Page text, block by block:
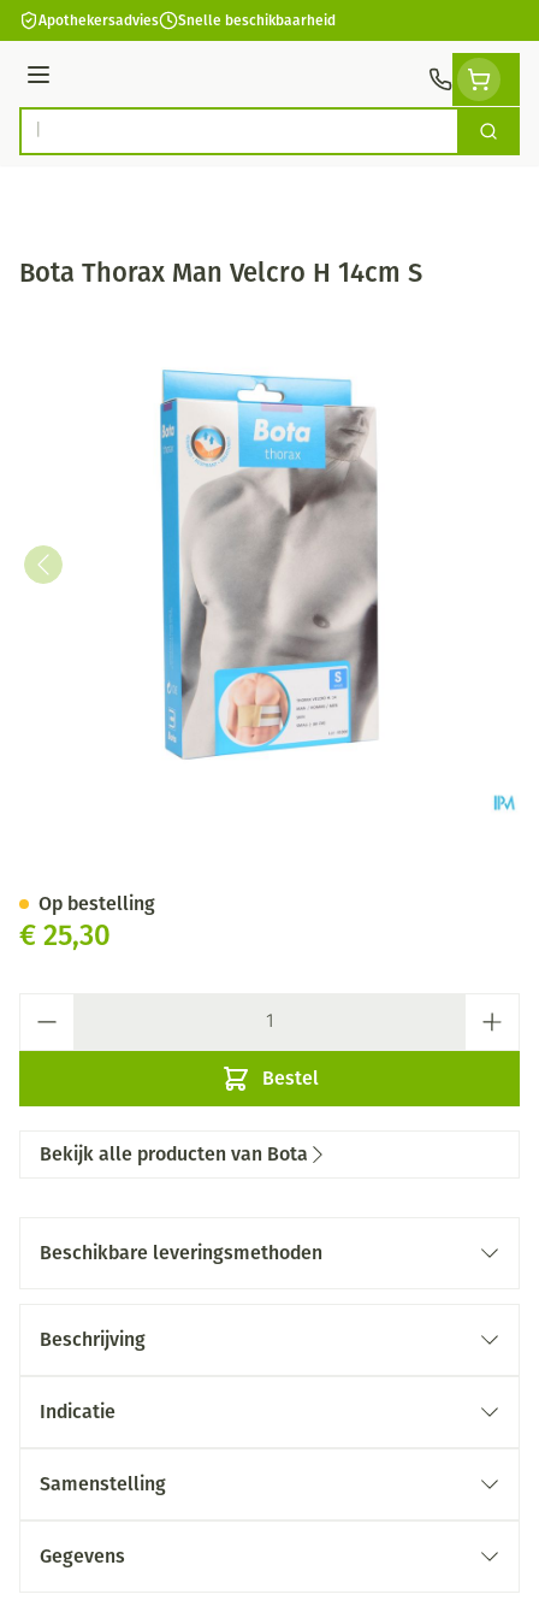
Ga naar de inhoud
Apothekersadvies Snelle beschikbaarheid
Menu
Product, merk, categorie... Zoek
Bota Thorax Man Velcro H 14cm S
€ 25,30
Bestel
Op bestelling
Bekijk alle producten van Bota
Beschikbare leveringsmethoden
Beschrijving
Indicatie
Samenstelling
Gegevens